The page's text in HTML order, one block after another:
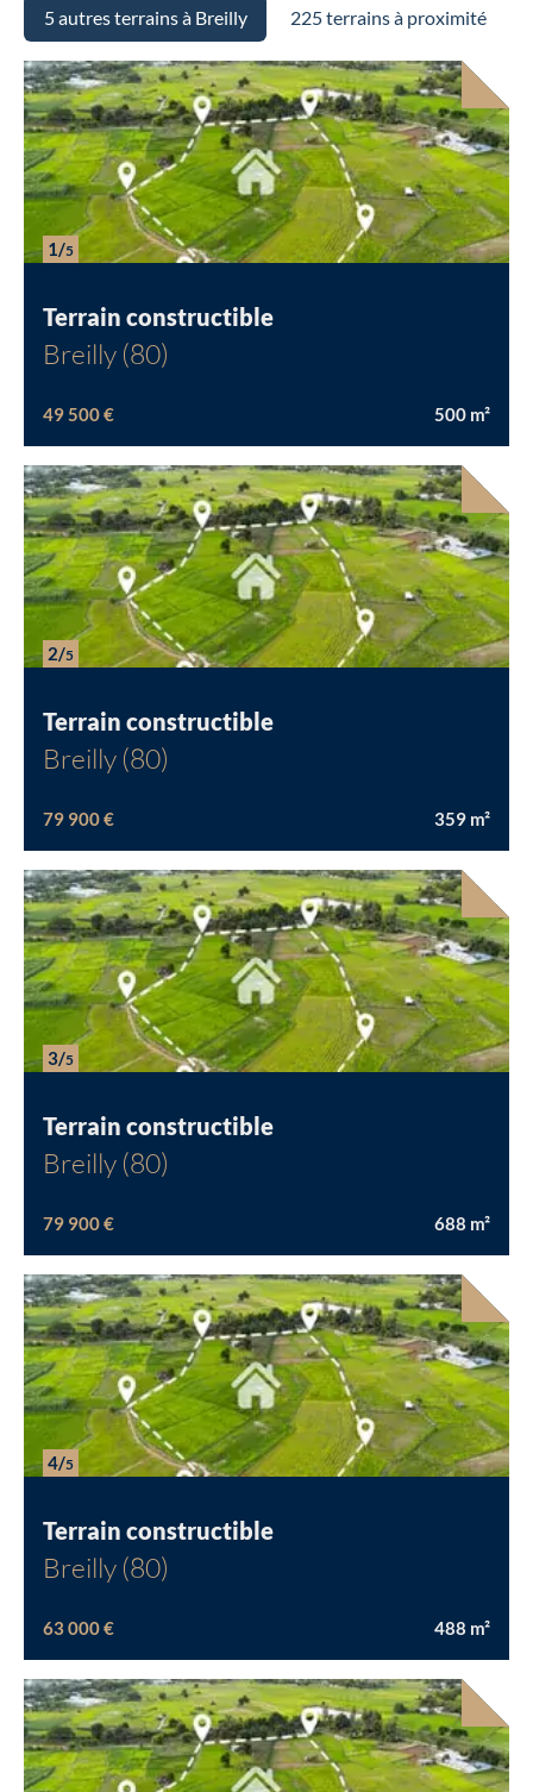
Chargement...
5 autres terrains à Breilly 225 terrains à proximité
1/5
Terrain constructible
Breilly (80)
49 500 € 500 m²
2/5
Terrain constructible
Breilly (80)
79 900 € 359 m²
3/5
Terrain constructible
Breilly (80)
79 900 € 688 m²
4/5
Terrain constructible
Breilly (80)
63 000 € 488 m²